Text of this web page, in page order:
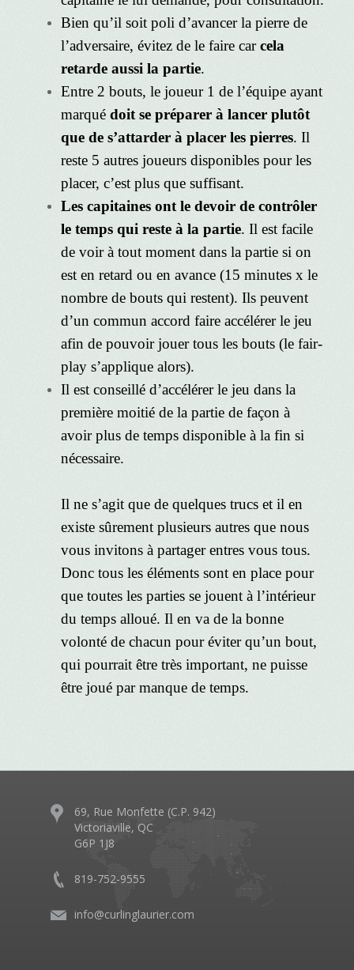
Bien qu’il soit poli d’avancer la pierre de
l’adversaire, évitez de le faire carcela
retarde aussi la partie.
Entre 2 bouts, le joueur 1 de l’équipe ayant
marquédoit se préparer à lancer plutôt
que de s’attarder à placer les pierres. Il
reste 5 autres joueurs disponibles pour les
placer, c’est plus que suffisant.
Les capitaines ont le devoir de contrôler
le temps qui reste à la partie. Il est facile
de voir à tout moment dans la partie si on
est en retard ou en avance (15 minutes x le
nombre de bouts qui restent). Ils peuvent
d’un commun accord faire accélérer le jeu
afin de pouvoir jouer tous les bouts (le fair-
play s’applique alors).
Il est conseillé d’accélérer le jeu dans la
première moitié de la partie de façon à
avoir plus de temps disponible à la fin si
nécessaire.
Il ne s’agit que de quelques trucs et il en
existe sûrement plusieurs autres que nous
vous invitons à partager entres vous tous.
Donc tous les éléments sont en place pour
que toutes les parties se jouent à l’intérieur
du temps alloué. Il en va de la bonne
volonté de chacun pour éviter qu’un bout,
qui pourrait être très important, ne puisse
être joué par manque de temps.
69, Rue Monfette (C.P. 942)
Victoriaville, QC
G6P 1J8
819-752-9555
info@curlinglaurier.com